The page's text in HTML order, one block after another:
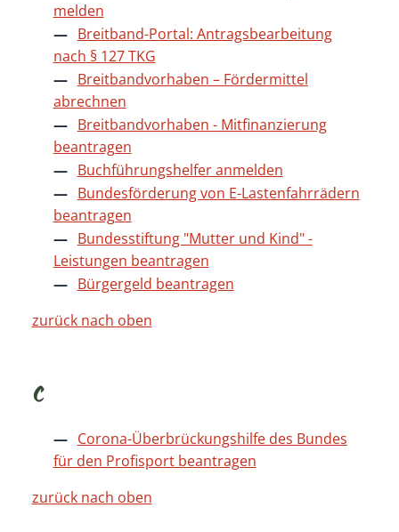
melden
Breitband-Portal: Antragsbearbeitung
nach § 127 TKG
Breitbandvorhaben – Fördermittel
abrechnen
Breitbandvorhaben - Mitfinanzierung
beantragen
Buchführungshelfer anmelden
Bundesförderung von E-Lastenfahrrädern
beantragen
Bundesstiftung "Mutter und Kind" -
Leistungen beantragen
Bürgergeld beantragen
zurück nach oben
C
Corona-Überbrückungshilfe des Bundes
für den Profisport beantragen
zurück nach oben